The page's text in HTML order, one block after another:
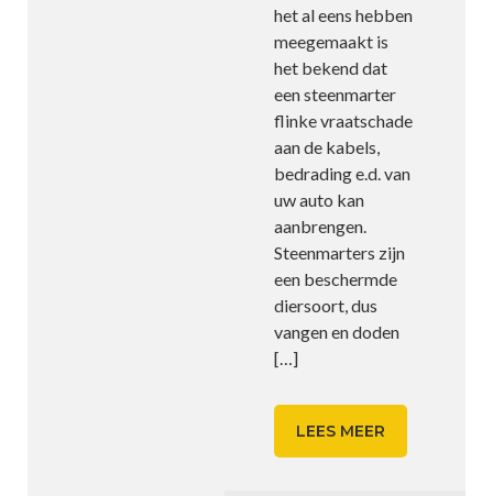
het al eens hebben
meegemaakt is
het bekend dat
een steenmarter
flinke vraatschade
aan de kabels,
bedrading e.d. van
uw auto kan
aanbrengen.
Steenmarters zijn
een beschermde
diersoort, dus
vangen en doden
[…]
LEES MEER